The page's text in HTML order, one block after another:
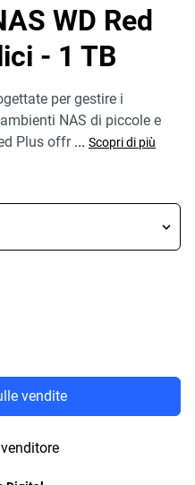
WD Red
- 1 TB
per gestire i
NAS di piccole e
Plus offr ... Scopri di più
vendite